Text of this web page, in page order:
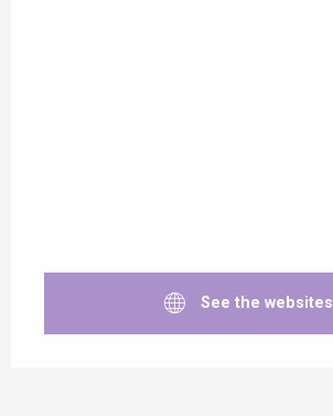
See the websites